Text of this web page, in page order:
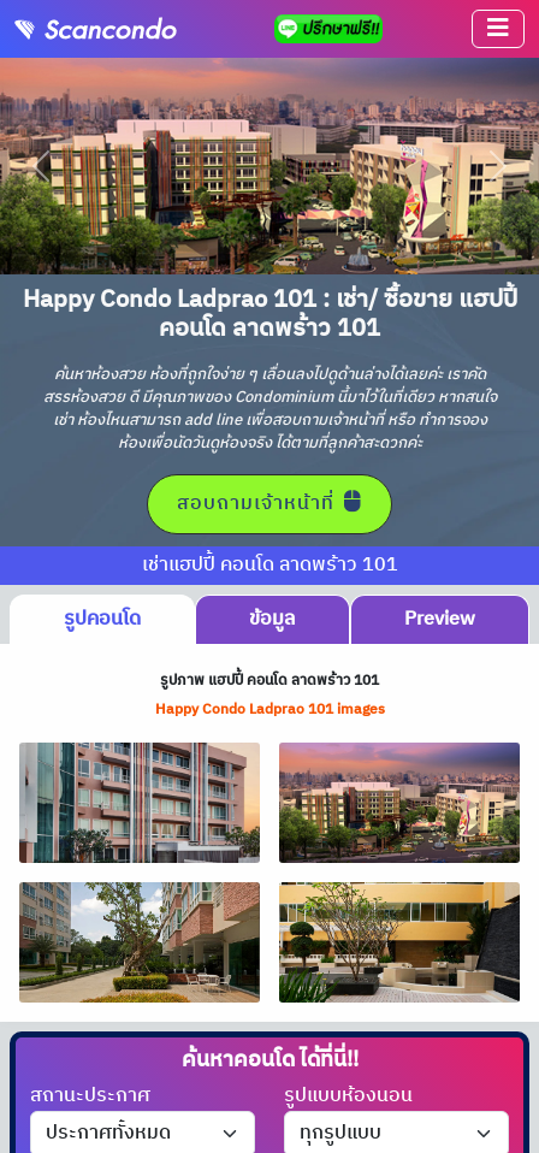
Happy Condo Ladprao 101 : เช่า/ ซื้อขาย แฮปปี้
คอนโด ลาดพร้าว 101
ค้นหาห้องสวย ห้องที่ถูกใจง่าย ๆ เลื่อนลงไปดูด้านล่างได้เลยค่ะ เราคัด
สรรห้องสวย ดี มีคุณภาพของ Condominium นี้มาไว้ในที่เดียว หากสนใจ
เช่า ห้องไหนสามารถ add line เพื่อสอบถามเจ้าหน้าที่ หรือ ทำการจอง
ห้องเพื่อนัดวันดูห้องจริง ได้ตามที่ลูกค้าสะดวกค่ะ
สอบถามเจ้าหน้าที่
เช่าแฮปปี้ คอนโด ลาดพร้าว 101
รูปคอนโด
ข้อมูล Preview
รูปภาพ แฮปปี้ คอนโด ลาดพร้าว 101
Happy Condo Ladprao 101 images
ค้นหาคอนโด
สถานะประกาศ รูปแบบห้องนอน